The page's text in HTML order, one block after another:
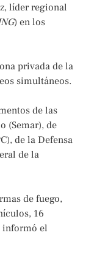
líder regional
) en los
privada de la
simultáneos.
de las
(Semar), de
de la Defensa
de la
de fuego,
16
informó el